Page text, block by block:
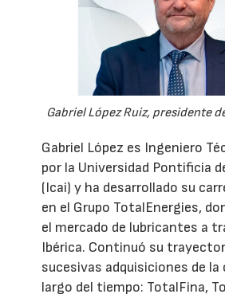
Gabriel López Ruiz, presidente
Gabriel López es Ingeniero
por la Universidad Pontificia
(Icai) y ha desarrollado su
en el Grupo TotalEnergies,
el mercado de lubricantes a
Ibérica. Continuó su
sucesivas adquisiciones de la
largo del tiempo: TotalFina,